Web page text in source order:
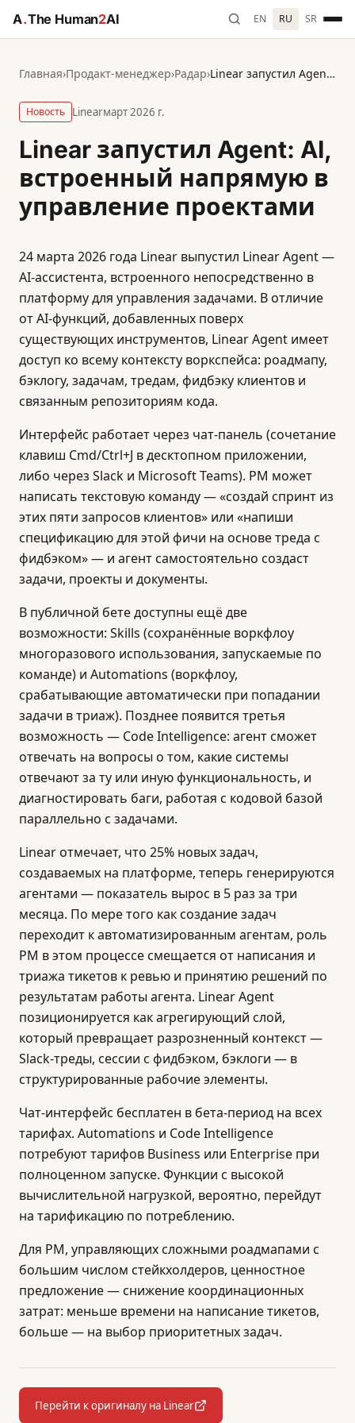
A.The Human2AI EN RU SR
Главная›Продакт-менеджер›Радар› Linear запустил Agent: AI, встроенный напрямую в управление проектами
Новость Linearмарт 2026 г.
Linear запустил Agent: AI,
встроенный напрямую в
управление проектами
24 марта 2026 года Linear выпустил Linear Agent —
AI-ассистента, встроенного непосредственно в
платформу для управления задачами. В отличие
от AI-функций, добавленных поверх
существующих инструментов, Linear Agent имеет
доступ ко всему контексту воркспейса: роадмапу,
бэклогу, задачам, тредам, фидбэку клиентов и
связанным репозиториям кода.
Интерфейс работает через чат-панель (сочетание
клавиш Cmd/Ctrl+J в десктопном приложении,
либо через Slack и Microsoft Teams). PM может
написать текстовую команду — «создай спринт из
этих пяти запросов клиентов» или «напиши
спецификацию для этой фичи на основе треда с
фидбэком» — и агент самостоятельно создаст
задачи, проекты и документы.
В публичной бете доступны ещё две
возможности: Skills (сохранённые воркфлоу
многоразового использования, запускаемые по
команде) и Automations (воркфлоу,
срабатывающие автоматически при попадании
задачи в триаж). Позднее появится третья
возможность — Code Intelligence: агент сможет
отвечать на вопросы о том, какие системы
отвечают за ту или иную функциональность, и
диагностировать баги, работая с кодовой базой
параллельно с задачами.
Linear отмечает, что 25% новых задач,
создаваемых на платформе, теперь генерируются
агентами — показатель вырос в 5 раз за три
месяца. По мере того как создание задач
переходит к автоматизированным агентам, роль
PM в этом процессе смещается от написания и
триажа тикетов к ревью и принятию решений по
результатам работы агента. Linear Agent
позиционируется как агрегирующий слой,
который превращает разрозненный контекст —
Slack-треды, сессии с фидбэком, бэклоги — в
структурированные рабочие элементы.
Чат-интерфейс бесплатен в бета-период на всех
тарифах. Automations и Code Intelligence
потребуют тарифов Business или Enterprise при
полноценном запуске. Функции с высокой
вычислительной нагрузкой, вероятно, перейдут
на тарификацию по потреблению.
Для PM, управляющих сложными роадмапами с
большим числом стейкхолдеров, ценностное
предложение — снижение координационных
затрат: меньше времени на написание тикетов,
больше — на выбор приоритетных задач.
Перейти к оригиналу на Linear